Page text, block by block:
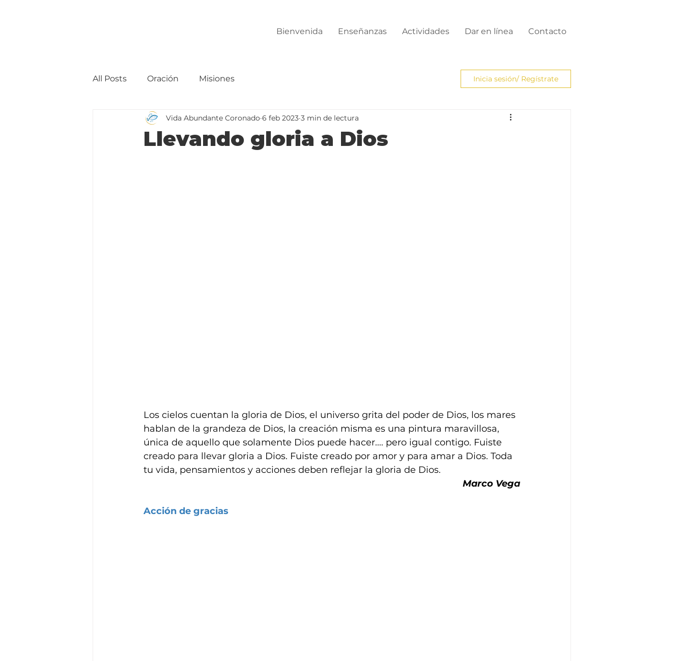
Bienvenida Enseñanzas Actividades Dar en línea Contacto
All Posts Oración Misiones Inicia sesión/ Regístrate
Llevando gloria a Dios
Vida Abundante Coronado 6 feb 2023 3 min de lectura
Los cielos cuentan la gloria de Dios, el universo grita del poder de Dios, los mares
hablan de la grandeza de Dios, la creación misma es una pintura maravillosa,
única de aquello que solamente Dios puede hacer.... pero igual contigo. Fuiste
creado para llevar gloria a Dios. Fuiste creado por amor y para amar a Dios. Toda
tu vida, pensamientos y acciones deben reflejar la gloria de Dios.
Marco Vega
Acción de gracias